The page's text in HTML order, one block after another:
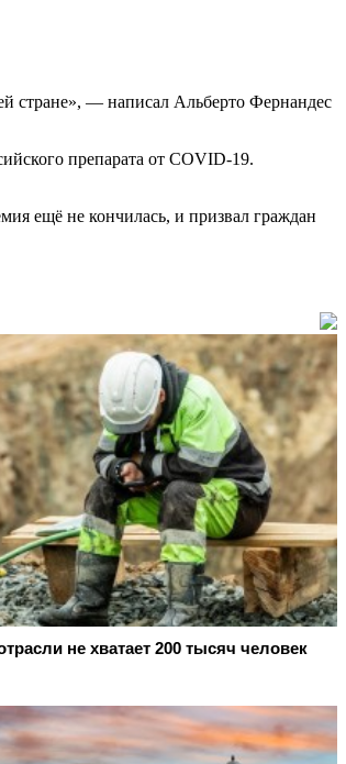
стране», — написал Альберто Фернандес
препарата от COVID-19.
ещё не кончилась, и призвал граждан
не хватает 200 тысяч человек